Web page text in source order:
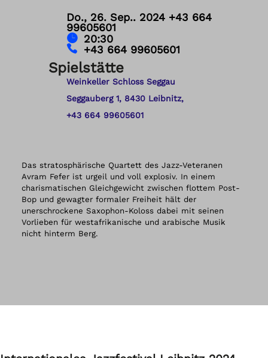
Do., 26. Sep.. 2024 +43 664
99605601
20:30
+43 664 99605601
Spielstätte
Weinkeller Schloss Seggau
Seggauberg 1, 8430 Leibnitz,
+43 664 99605601
Das stratosphärische Quartett des Jazz-Veteranen
Avram Fefer ist urgeil und voll explosiv. In einem
charismatischen Gleichgewicht zwischen flottem Post-
Bop und gewagter formaler Freiheit hält der
unerschrockene Saxophon-Koloss dabei mit seinen
Vorlieben für westafrikanische und arabische Musik
nicht hinterm Berg.